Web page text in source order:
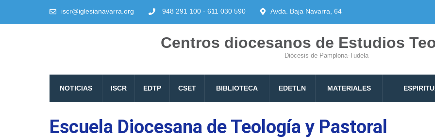
iscr@iglesianavarra.org 948 291 100 - 611 030 590 Avda. Baja Navarra, 64
Centros diocesanos de Estudios
Diócesis de Pamplona-Tudela
NOTICIAS ISCR EDTP CSET BIBLIOTECA EDETLN MATERIALES
Escuela Diocesana de Teología y Pastoral